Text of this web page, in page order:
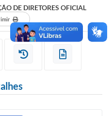
DE DIRETORES OFICIAL